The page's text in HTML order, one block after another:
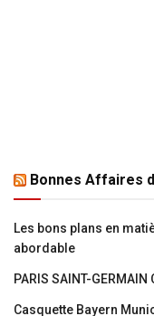
Bonnes Affaires
Les bons plans en
abordable
PARIS SAINT-
Casquette Bayern